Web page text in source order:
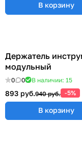
В корзину
Держатель
модульный
0 0 В наличии: 15
893 руб.940 руб. -5%
В корзину